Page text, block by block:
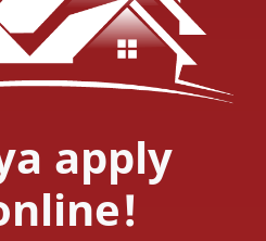
apply